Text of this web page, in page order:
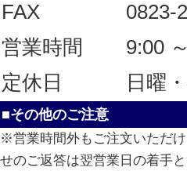
FAX
0823-
営業時間
9:00
定休日
日曜
■その他のご注意
※営業時間外もご注文いただ
せのご返答は翌営業日の着手と